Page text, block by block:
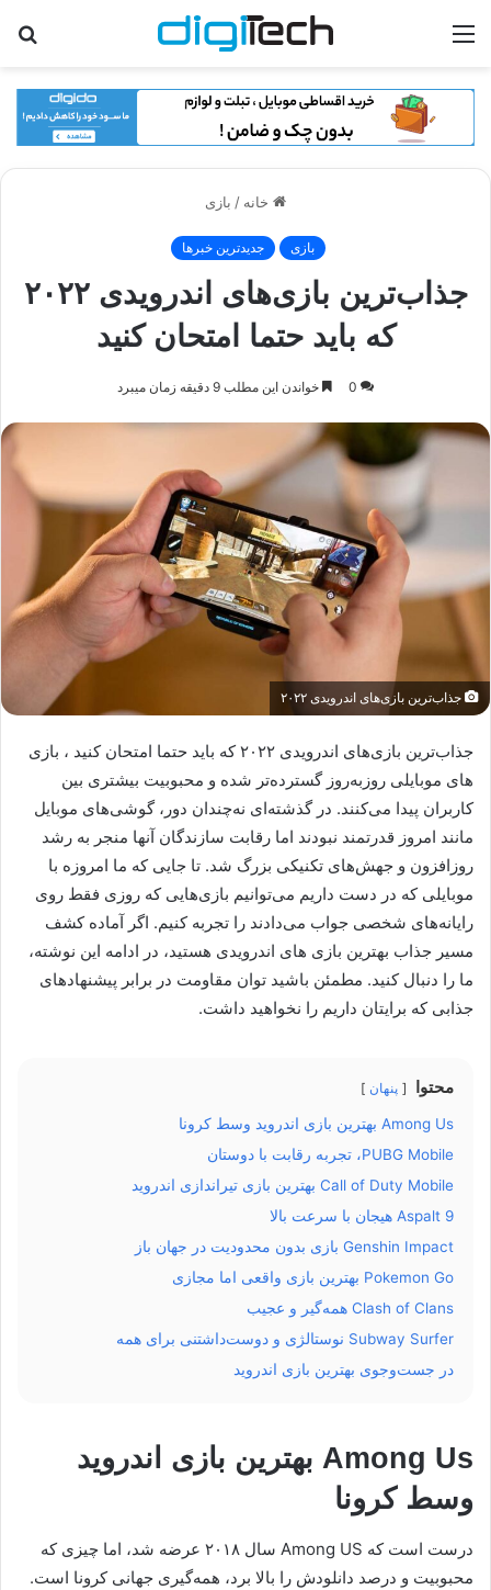
منو
خانه / بازی
بازی جدیدترین خبرها
جذاب‌ترین بازی‌های اندرویدی ۲۰۲۲
که باید حتما امتحان کنید
0 خواندن این مطلب 9 دقیقه زمان میبرد
جذاب‌ترین بازی‌های اندرویدی ۲۰۲۲
جذاب‌ترین بازی‌های اندرویدی ۲۰۲۲ که باید حتما امتحان کنید ، بازی
های موبایلی روزبه‌روز گسترده‌تر شده و محبوبیت بیشتری بین
کاربران پیدا می‌کنند. در گذشته‌ای نه‌چندان دور، گوشی‌های موبایل
مانند امروز قدرتمند نبودند اما رقابت سازندگان آنها منجر به رشد
روزافزون و جهش‌های تکنیکی بزرگ شد. تا جایی که ما امروزه با
موبایلی که در دست داریم می‌توانیم بازی‌هایی که روزی فقط روی
رایانه‌های شخصی جواب می‌دادند را تجربه کنیم. اگر آماده کشف
مسیر جذاب بهترین بازی های اندرویدی هستید، در ادامه این نوشته،
ما را دنبال کنید. مطمئن باشید توان مقاومت در برابر پیشنهادهای
جذابی که برایتان داریم را نخواهید داشت.
محتوا پنهان
Among Us بهترین بازی اندروید وسط کرونا
PUBG Mobile، تجربه رقابت با دوستان
Call of Duty Mobile بهترین بازی تیراندازی اندروید
Aspalt 9 هیجان با سرعت بالا
Genshin Impact بازی بدون محدودیت در جهان باز
Pokemon Go بهترین بازی واقعی اما مجازی
Clash of Clans همه‌گیر و عجیب
Subway Surfer نوستالژی و دوست‌داشتنی برای همه
در جست‌وجوی بهترین بازی اندروید
Among Us بهترین بازی اندروید
وسط کرونا
درست است که Among US سال ۲۰۱۸ عرضه شد، اما چیزی که
محبوبیت و درصد دانلودش را بالا برد، همه‌گیری جهانی کرونا است.